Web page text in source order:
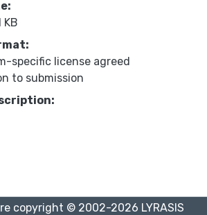
KB
specific license agreed
to submission
copyright © 2002-2026 LYRASIS